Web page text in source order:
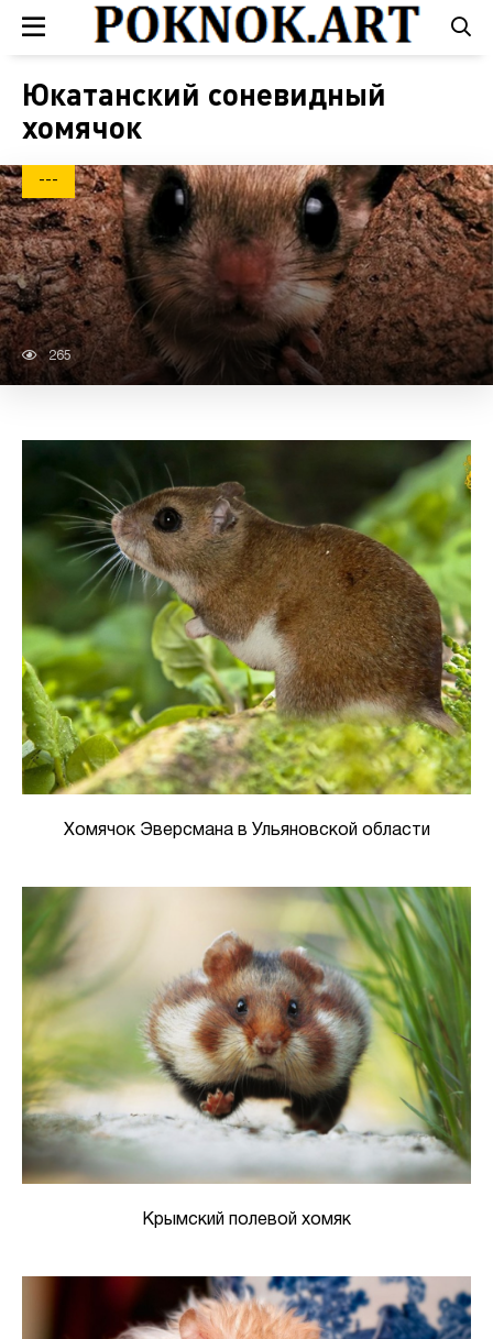
Юкатанский соневидный
хомячок
---
265
Хомячок Эверсмана в Ульяновской области
Крымский полевой хомяк